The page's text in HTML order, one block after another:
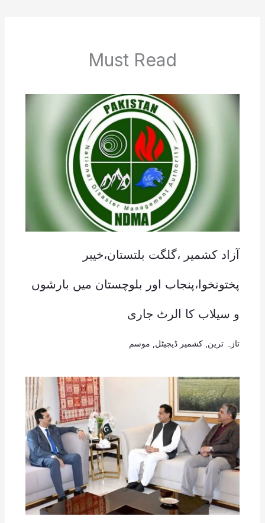
Must Read
آزاد کشمیر ،گلگت بلتستان،خیبر
پختونخوا،پنجاب اور بلوچستان میں بارشوں
و سیلاب کا الرٹ جاری
تازہ ترین کشمیر ڈیجیٹل موسم